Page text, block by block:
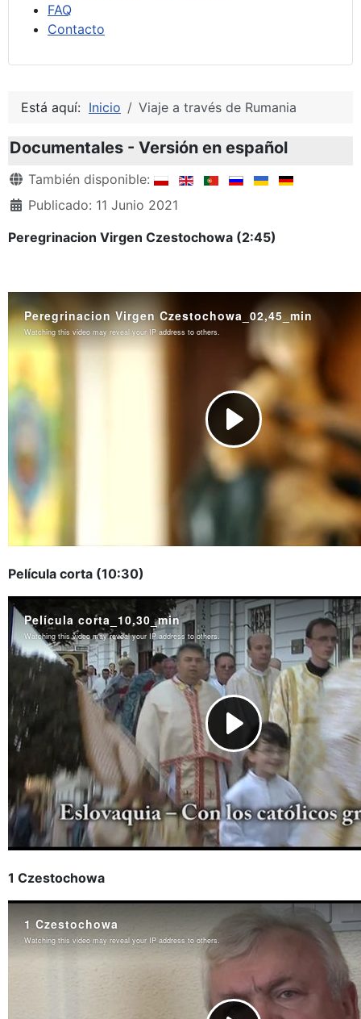
FAQ
Contacto
Está aquí: Inicio Viaje a través de Rumania
Documentales - Versión en español
Detalles
También disponible:
Publicado: 11 Junio 2021
Peregrinacion Virgen Czestochowa (2:45)
Película corta (10:30)
1 Czestochowa